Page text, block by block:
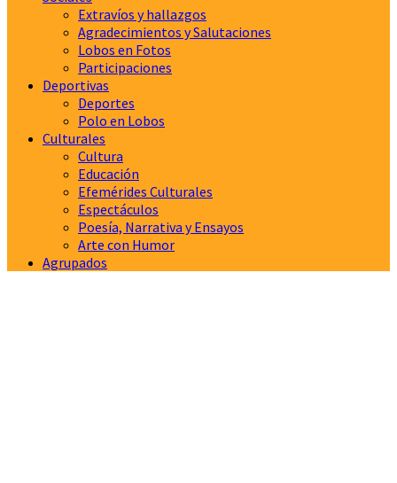
Extravíos y hallazgos
Agradecimientos y Salutaciones
Lobos en Fotos
Participaciones
Deportivas
Deportes
Polo en Lobos
Culturales
Cultura
Educación
Efemérides Culturales
Espectáculos
Poesía, Narrativa y Ensayos
Arte con Humor
Agrupados